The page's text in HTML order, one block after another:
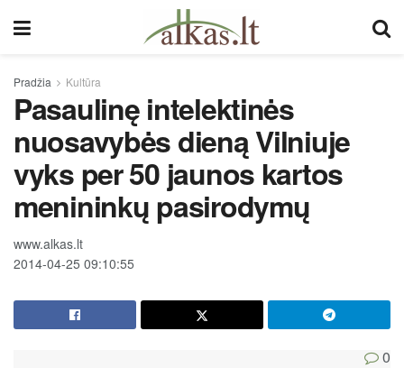
Pradžia Kultūra
Pasaulinę intelektinės
nuosavybės dieną Vilniuje
vyks per 50 jaunos kartos
menininkų pasirodymų
www.alkas.lt
2014-04-25 09:10:55
0